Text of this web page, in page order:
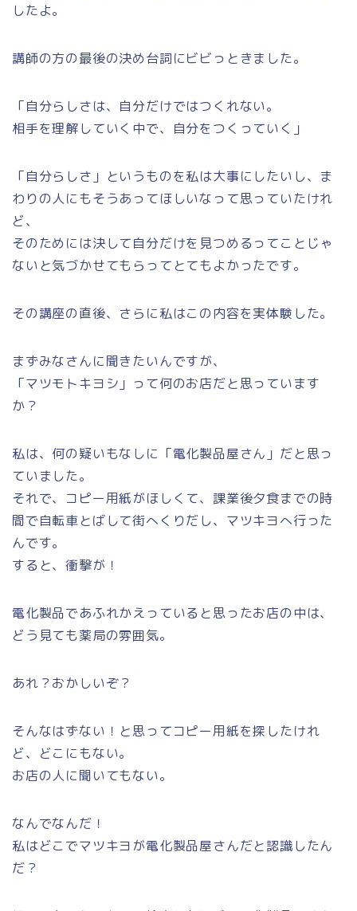
したよ。
講師の方の最後の決め台詞にビビっときました。
「自分らしさは、自分だけではつくれない。
相手を理解していく中で、自分をつくっていく」
「自分らしさ」というものを私は大事にしたいし、ま
わりの人にもそうあってほしいなって思っていたけれ
ど、
そのためには決して自分だけを見つめるってことじゃ
ないと気づかせてもらってとてもよかったです。
その講座の直後、さらに私はこの内容を実体験した。
まずみなさんに聞きたいんですが、
「マツモトキヨシ」って何のお店だと思っています
か？
私は、何の疑いもなしに「電化製品屋さん」だと思っ
ていました。
それで、コピー用紙がほしくて、課業後夕食までの時
間で自転車とばして街へくりだし、マツキヨへ行った
んです。
すると、衝撃が！
電化製品であふれかえっていると思ったお店の中は、
どう見ても薬局の雰囲気。
あれ？おかしいぞ？
そんなはずない！と思ってコピー用紙を探したけれ
ど、どこにもない。
お店の人に聞いてもない。
なんでなんだ！
私はどこでマツキヨが電化製品屋さんだと認識したん
だ？